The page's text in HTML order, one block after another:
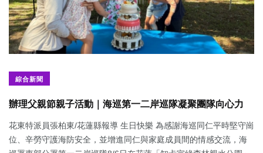
綜合新聞
辦理父親節親子活動｜海巡第一二岸巡隊凝聚團隊向心力
花東特派員張柏東/花蓮縣報導 生日快樂 為感謝海巡同仁平時堅守崗
位、辛勞守護海防安全，並增進同仁與家庭成員間的情感交流，海